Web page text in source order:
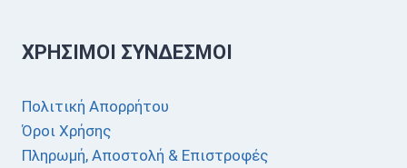
ΧΡΉΣΙΜΟΙ ΣΎΝΔΕΣΜΟΙ
Πολιτική Απορρήτου
Όροι Χρήσης
Πληρωμή, Αποστολή & Επιστροφές